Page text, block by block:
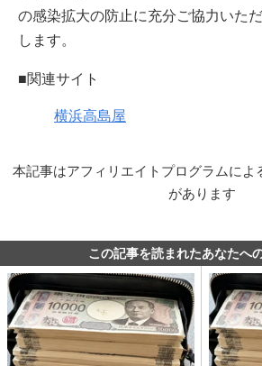
の感染拡大の防止に充分ご協力いた
します。
■関連サイト
横浜高島屋
本記事はアフィリエイトプログラムによ
があります
この記事を読まれたあなたへ